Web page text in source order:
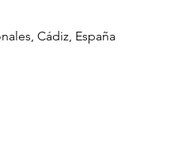
Cádiz, España